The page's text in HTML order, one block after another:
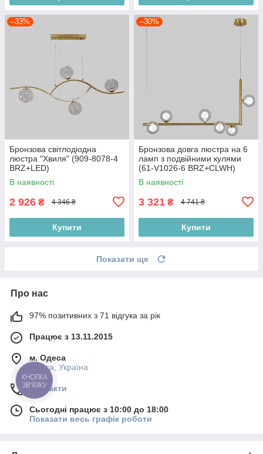
–33%
Бронзова світлодіодна
люстра "Хвиля" (909-8078-4
BRZ+LED)
В наявності
2 926 ₴ 4 346 ₴
Купити
–30%
Бронзова довга люстра на 6
ламп з подвійними кулями
(61-V1026-6 BRZ+CLWH)
В наявності
3 321 ₴ 4 741 ₴
Купити
Показати ще
Про нас
97% позитивних з 71 відгука за рік
Працює з 13.11.2015
м. Одеса
Одеса, Україна
Контакти
Сьогодні працює з 10:00 до 18:00
Показати весь графік роботи
КНОПКА
ЗВ'ЯЗКУ